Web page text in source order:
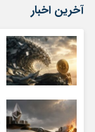
آخرین اخبار